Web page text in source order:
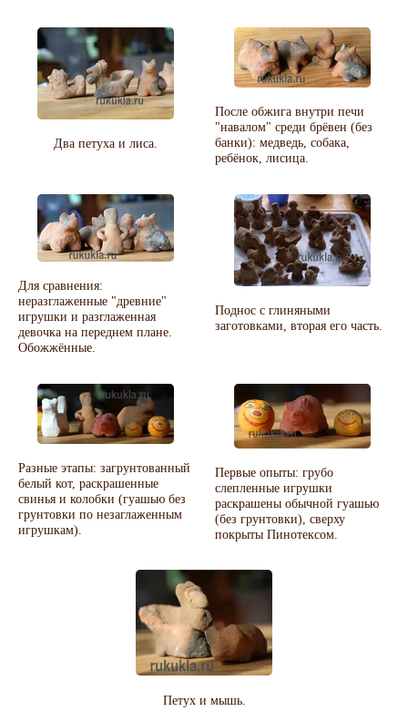
Два петуха и лиса.
После обжига внутри печи
"навалом" среди брёвен (без
банки): медведь, собака,
ребёнок, лисица.
Для сравнения:
неразглаженные "древние"
игрушки и разглаженная
девочка на переднем плане.
Обожжённые.
Поднос с глиняными
заготовками, вторая его часть.
Разные этапы: загрунтованный
белый кот, раскрашенные
свинья и колобки (гуашью без
грунтовки по незаглаженным
игрушкам).
Первые опыты: грубо
слепленные игрушки
раскрашены обычной гуашью
(без грунтовки), сверху
покрыты Пинотексом.
Петух и мышь.